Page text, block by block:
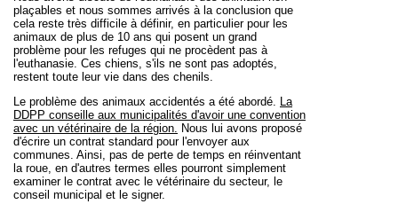
plaçables et nous sommes arrivés à la conclusion que
cela reste très difficile à définir, en particulier pour les
animaux de plus de 10 ans qui posent un grand
problème pour les refuges qui ne procèdent pas à
l'euthanasie. Ces chiens, s'ils ne sont pas adoptés,
restent toute leur vie dans des chenils.
Le problème des animaux accidentés a été abordé. La
DDPP conseille aux municipalités d'avoir une convention
avec un vétérinaire de la région. Nous lui avons proposé
d'écrire un contrat standard pour l'envoyer aux
communes. Ainsi, pas de perte de temps en réinventant
la roue, en d'autres termes elles pourront simplement
examiner le contrat avec le vétérinaire du secteur, le
conseil municipal et le signer.